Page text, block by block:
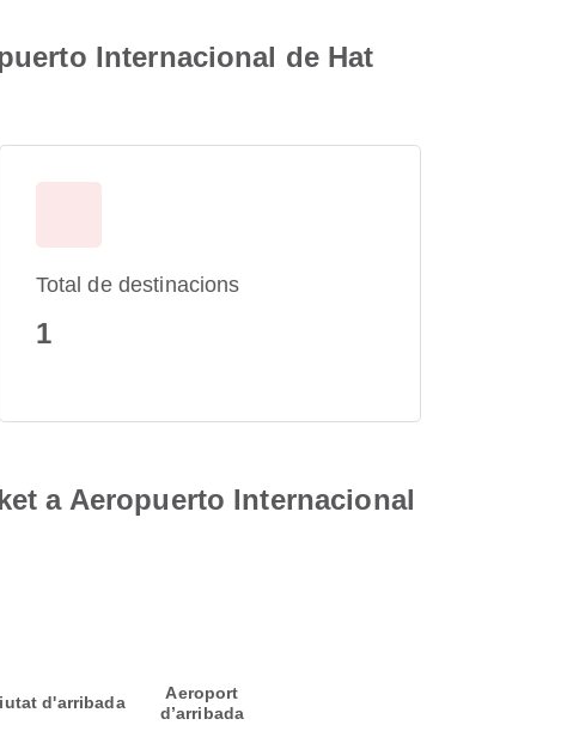
Internacional de Hat
Total de destinacions
1
a Aeropuerto Internacional
d'arribada
Aeroport
d’arribada